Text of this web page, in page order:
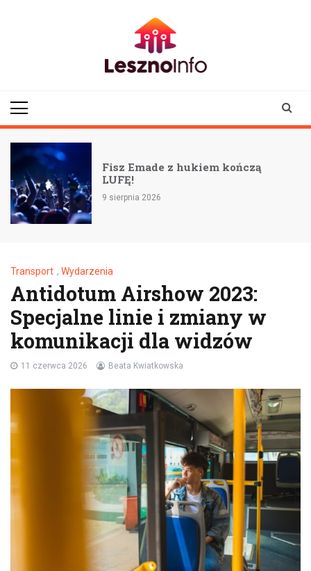
Fisz Emade z hukiem kończą
LUFĘ!
9 sierpnia 2026
Transport , Wydarzenia
Antidotum Airshow 2023:
Specjalne linie i zmiany w
komunikacji dla widzów
11 czerwca 2026 Beata Kwiatkowska